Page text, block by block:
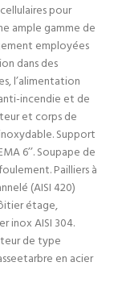
pour
ample gamme de
employées
dans des
l’alimentation
incendie et de
et corps de
Support
6’’. Soupape de
Pailliers à
(AISI 420)
étage,
inox AISI 304.
de type
en acier